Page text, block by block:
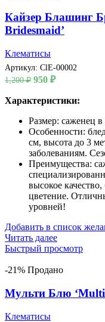
Кайзер Блашинг
Bridesmaid’
Клематисы
Артикул: ClE-00002
1,200₽ Первоначальная
составляла
950 ₽Текущая
950 ₽.
Характеристики:
Размер: саженец
Особенности:
см, высота до 3
заболеваниям.
Преимущества:
высокое
цветение.
уровней!
Добавить в список
Читать далее
Быстрый просмотр
-21% Продано
Мульти Блю ‘Multi
Клематисы